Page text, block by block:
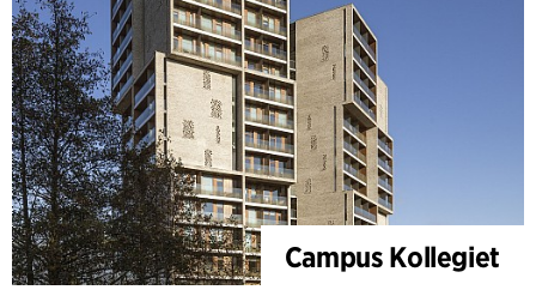
Campus Kollegiet